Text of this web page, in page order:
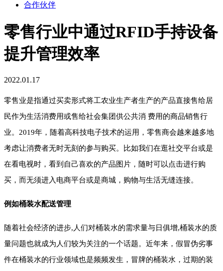
合作伙伴
零售行业中通过RFID手持设备
提升管理效率
2022.01.17
零售业是指通过买卖形式将工农业生产者生产的产品直接售给居
民作为生活消费用或售给社会集团供公共消 费用的商品销售行
业。2019年，随着高科技电子技术的运用，零售商会越来越多地
考虑让消费者无时无刻的参与购买。比如我们在逛社交平台或是
在看电视时，看到自己喜欢的产品图片，随时可以点击进行购
买，而无须进入电商平台或是商城，购物与生活无缝连接。
例如桶装水配送管理
随着社会经济的进步,人们对桶装水的需求量与日俱增,桶装水的质
量问题也就成为人们较为关注的一个话题。近年来，假冒伪劣事
件在桶装水的行业领域也是频频发生，冒牌的桶装水，过期的装